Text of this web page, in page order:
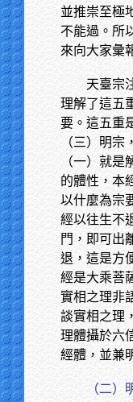
並推崇至極
不能過。所
來向大家彙
天臺宗
理解了這五
要。這五重
（三）明宗
（一）就
的體性，本
以什麼為宗
經以往生不
門，即可出
退，這是方
經是大乘菩
實相之理非
談實相之理
理體攝於六
經體，並兼
（二）